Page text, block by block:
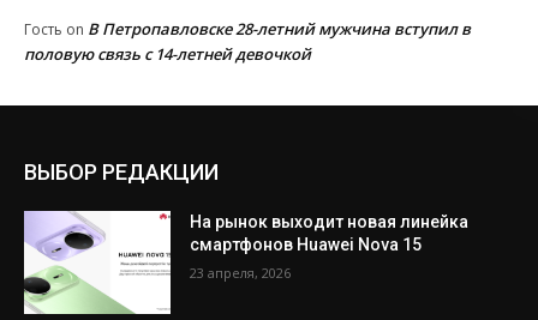
Гость on В Петропавловске 28-летний мужчина вступил в
половую связь с 14-летней девочкой
ВЫБОР РЕДАКЦИИ
На рынок выходит новая линейка
смартфонов Huawei Nova 15
23 апреля, 2026